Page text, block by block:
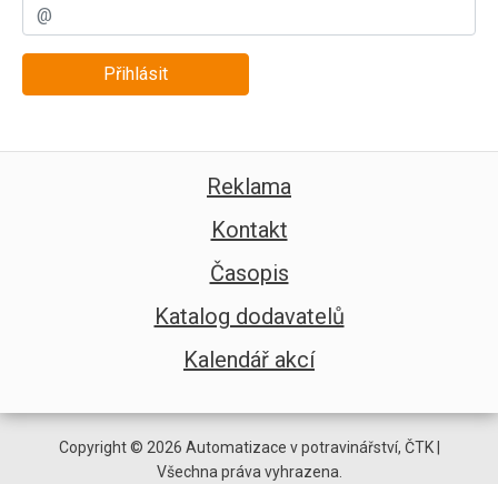
Přihlásit
Reklama
Kontakt
Časopis
Katalog dodavatelů
Kalendář akcí
Copyright © 2026 Automatizace v potravinářství, ČTK |
Všechna práva vyhrazena.